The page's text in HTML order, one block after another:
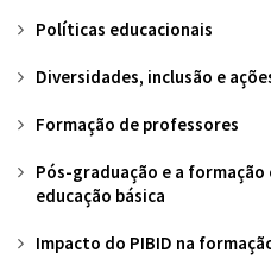
Políticas educacionais
Diversidades, inclusão e
Formação de professores
Pós-graduação e a
educação básica
Impacto do PIBID na